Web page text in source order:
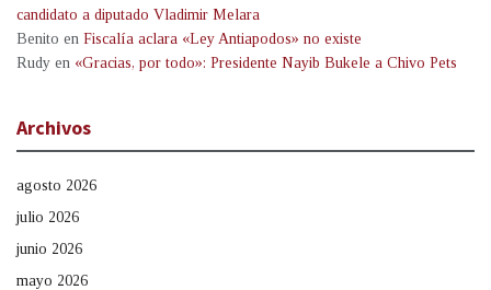
candidato a diputado Vladimir Melara
Benito en Fiscalía aclara «Ley Antiapodos» no existe
Rudy en «Gracias, por todo»: Presidente Nayib Bukele a Chivo Pets
Archivos
agosto 2026
julio 2026
junio 2026
mayo 2026